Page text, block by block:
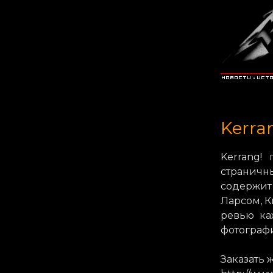
Kerrang!
Ларсом,
ревью
Заказать